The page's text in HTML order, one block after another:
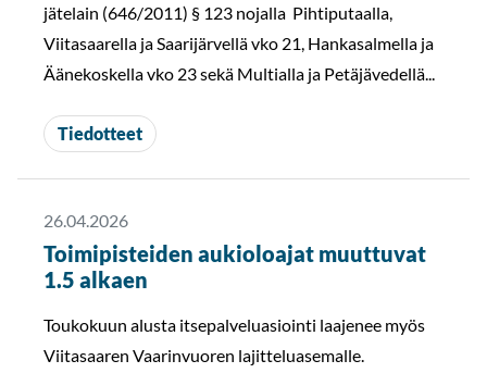
jätelain (646/2011) § 123 nojalla Pihtiputaalla,
Viitasaarella ja Saarijärvellä vko 21, Hankasalmella ja
Äänekoskella vko 23 sekä Multialla ja Petäjävedellä...
Tiedotteet
26.04.2026
Toimipisteiden aukioloajat muuttuvat
1.5 alkaen
Toukokuun alusta itsepalveluasiointi laajenee myös
Viitasaaren Vaarinvuoren lajitteluasemalle.